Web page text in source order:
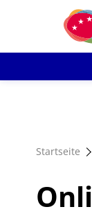
Startseite